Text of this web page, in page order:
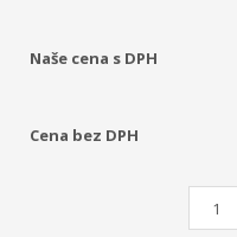
Naše cena s DPH
Cena bez DPH